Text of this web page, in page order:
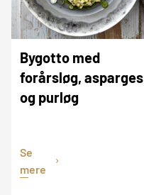
Bygotto med
forårsløg, asparges
og purløg
Se
mere